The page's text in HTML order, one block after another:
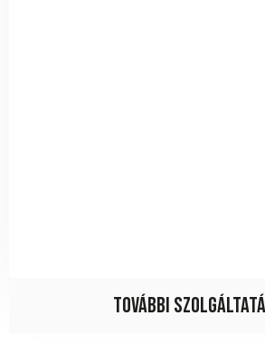
További